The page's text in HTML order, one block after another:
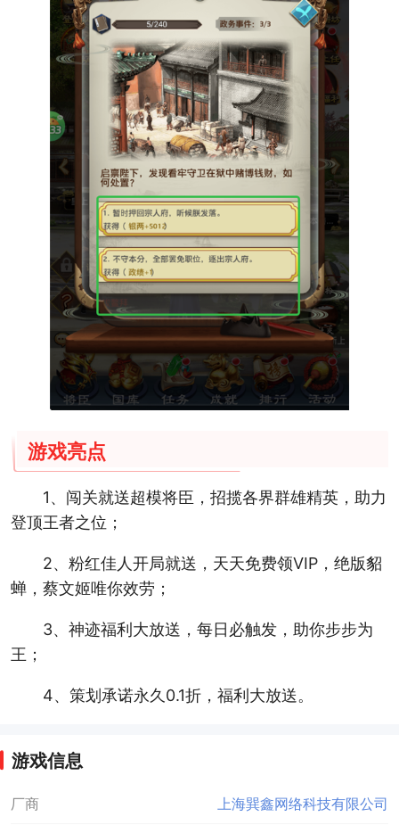
游戏亮点
1、闯关就送超模将臣，招揽各界群雄精英，助力
登顶王者之位；
2、粉红佳人开局就送，天天免费领VIP，绝版貂
蝉，蔡文姬唯你效劳；
3、神迹福利大放送，每日必触发，助你步步为
王；
4、策划承诺永久0.1折，福利大放送。
游戏信息
厂商 上海巽鑫网络科技有限公司